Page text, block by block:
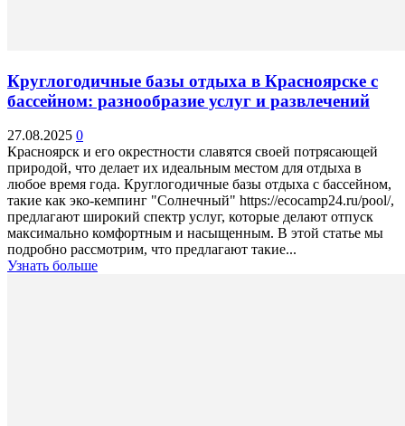
Круглогодичные базы отдыха в Красноярске с
бассейном: разнообразие услуг и развлечений
27.08.2025 0
Красноярск и его окрестности славятся своей потрясающей
природой, что делает их идеальным местом для отдыха в
любое время года. Круглогодичные базы отдыха с бассейном,
такие как эко-кемпинг "Солнечный" https://ecocamp24.ru/pool/,
предлагают широкий спектр услуг, которые делают отпуск
максимально комфортным и насыщенным. В этой статье мы
подробно рассмотрим, что предлагают такие...
Узнать больше